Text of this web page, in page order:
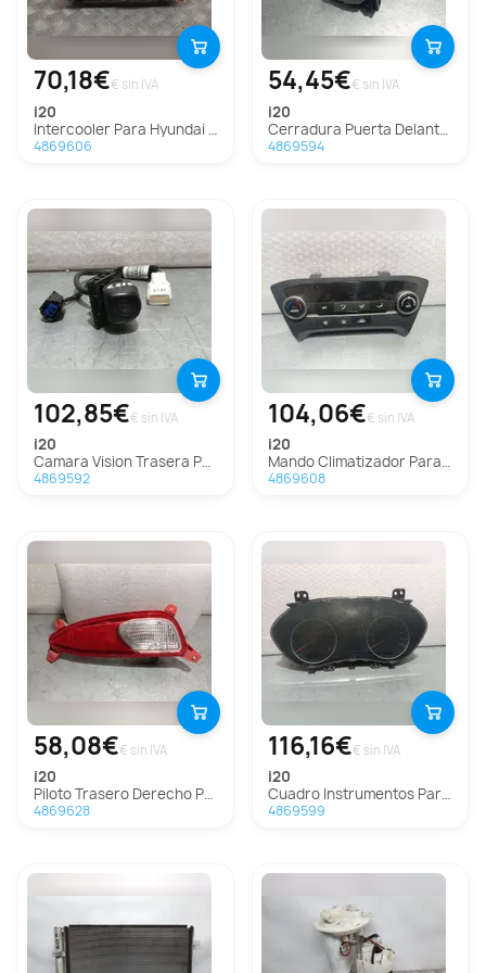
70,18€€ sin IVA
i20
Intercooler Para Hyundai I20
4869606
54,45€€ sin IVA
i20
Cerradura Puerta Delantera Izquierda Para Hyundai I20
4869594
102,85€€ sin IVA
i20
Camara Vision Trasera Para Hyundai I20
4869592
104,06€€ sin IVA
i20
Mando Climatizador Para Hyundai I20
4869608
58,08€€ sin IVA
i20
Piloto Trasero Derecho Paragolpes Para Hyundai I20
4869628
116,16€€ sin IVA
i20
Cuadro Instrumentos Para Hyundai I20
4869599